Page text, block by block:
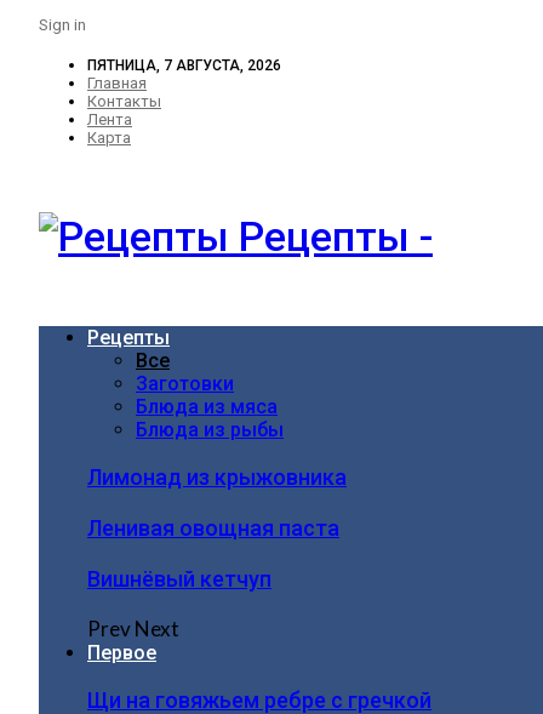
Sign in
ПЯТНИЦА, 7 АВГУСТА, 2026
Главная
Контакты
Лента
Карта
Рецепты -
Рецепты
Все
Заготовки
Блюда из мяса
Блюда из рыбы
Лимонад из крыжовника
Ленивая овощная паста
Вишнёвый кетчуп
PrevNext
Первое
Щи на говяжьем ребре с гречкой